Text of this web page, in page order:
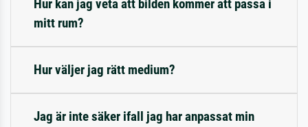
Hur kan jag veta att bilden kommer att passa i
mitt rum?
Hur väljer jag rätt medium?
Jag är inte säker ifall jag har anpassat min